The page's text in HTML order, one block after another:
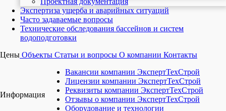
Экспертиза ущерба и аварийных ситуаций
Часто задаваемые вопросы
Технические обследования бассейнов и систем
водоподготовки
Цены Объекты Статьи и вопросы О компании Контакты
Информация
Вакансии компании ЭкспертТехСтрой
Лицензии компании ЭкспертТехСтрой
Реквизиты компании ЭкспертТехСтрой
Отзывы о компании ЭкспертТехСтрой
Оборудование и технологии